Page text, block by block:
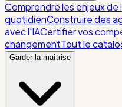
Comprendre les enjeux de
quotidienConstruire des
avec l'IACertifier vos
changementTout le
Garder la maîtrise